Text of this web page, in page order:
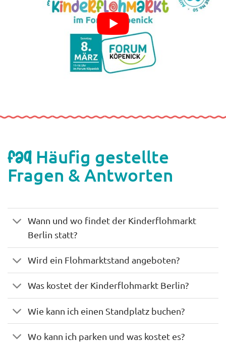
FAQ Häufig gestellte
Fragen & Antworten
Wann und wo findet der Kinderflohmarkt
Berlin statt?
Wird ein Flohmarktstand angeboten?
Was kostet der Kinderflohmarkt Berlin?
Wie kann ich einen Standplatz buchen?
Wo kann ich parken und was kostet es?